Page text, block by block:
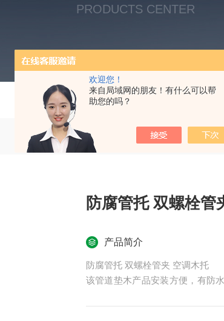
欢迎您！
来自局域网的朋友！有什么可以帮
助您的吗？
PRODUCTS CENTER
防腐管托 双
产品简介
防腐管托 双螺栓管夹 空调木托
该管道垫木产品安装方便，有防